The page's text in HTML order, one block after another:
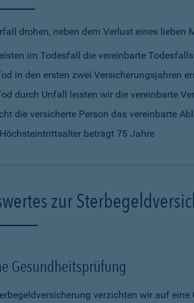
drohen, neben dem Verlust eines lieben
im Todesfall die vereinbarte
in den ersten zwei Versicherungsjahren
durch Unfall leisten wir die vereinbarte
die versicherte Person das vereinbarte
beträgt 75 Jahre
zur
Gesundheitsprüfung
verzichten wir auf